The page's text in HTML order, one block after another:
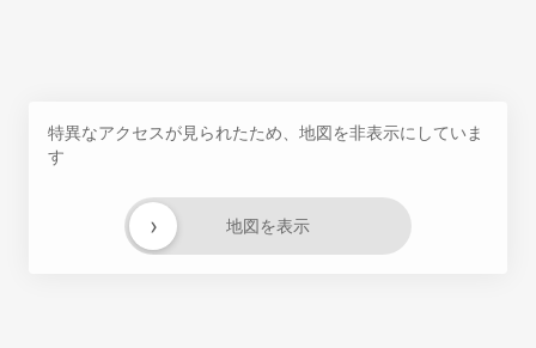
特異なアクセスが見られたため、地図を非表示にしていま
す
地図を表示
›